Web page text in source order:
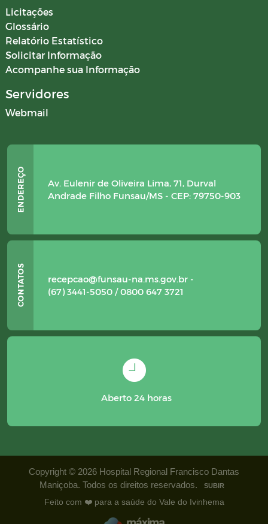
Licitações
Glossário
Relatório Estatístico
Solicitar Informação
Acompanhe sua Informação
Servidores
Webmail
Av. Eulenir de Oliveira Lima, 71, Durval
Andrade Filho Funsau/MS - CEP: 79750-903
recepcao@funsau-na.ms.gov.br -
(67) 3441-5050 / 0800 647 3721
Aberto 24 horas
Copyright © 2026 Hospital Regional Francisco Dantas
Maniçoba. Todos os direitos reservados.
SUBIR